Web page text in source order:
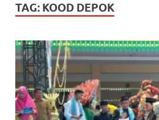
TAG: KOOD DEPOK